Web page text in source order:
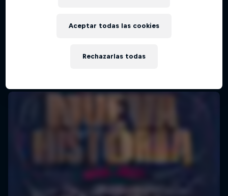
Lima, Peru
Rechazarlas todas
Aceptar todas las cookies